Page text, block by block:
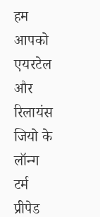
हम
आपको
एयरटेल
और
रिलायंस
जियो के
लॉन्ग
टर्म
प्रीपेड